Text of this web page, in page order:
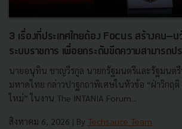
3 เรื่องที่ประเทศไทยต้อง Focus สร้างคน–
ระบบราชการ เพื่อยกระดับขีดความสามารถปร
นายอนุทิน ชาญวีรกูล นายกรัฐมนตรีและรัฐมนตรี
มหาดไทย กล่าวปาฐกถาพิเศษในหัวข้อ “ฝ่าวิกฤติ
ใหม่” ในงาน The INTANIA Forum...
สิงหาคม 6, 2026 | By Techsauce Team